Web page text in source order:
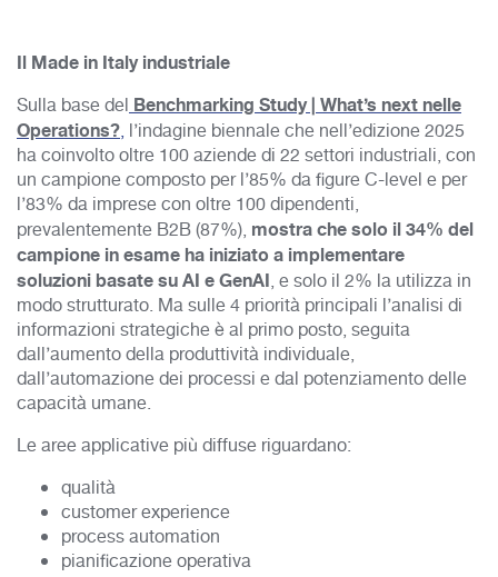
Il Made in Italy industriale
Sulla base delBenchmarking Study | What’s next nelle
Operations?, l’indagine biennale che nell’edizione 2025
ha coinvolto oltre 100 aziende di 22 settori industriali, con
un campione composto per l’85% da figure C-level e per
l’83% da imprese con oltre 100 dipendenti,
prevalentemente B2B (87%), mostra che solo il 34% del
campione in esame ha iniziato a implementare
soluzioni basate su AI e GenAI, e solo il 2% la utilizza in
modo strutturato. Ma sulle 4 priorità principali l’analisi di
informazioni strategiche è al primo posto, seguita
dall’aumento della produttività individuale,
dall’automazione dei processi e dal potenziamento delle
capacità umane.
Le aree applicative più diffuse riguardano:
qualità
customer experience
process automation
pianificazione operativa